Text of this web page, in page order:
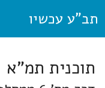
תב"ע עכשיו
תוכנית תמ"א 31/א/19 מטה-יהודה